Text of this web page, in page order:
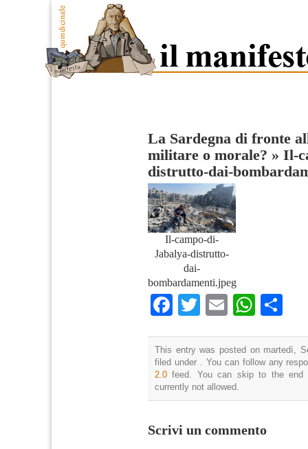
La Sardegna di fronte
militare o morale? » Il-
distrutto-dai-
Il-campo-di-
Jabalya-distrutto-
dai-
bombardamenti.jpeg
Facebook
TwitterEmail
This entry was posted on martedì,
filed under . You can follow any
2.0 feed. You can skip to the end
currently not allowed.
Scrivi un commento